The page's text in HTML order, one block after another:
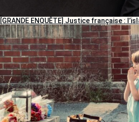
[GRANDE ENQUÊTE] Justice française :